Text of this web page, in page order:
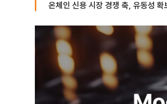
온체인 신용 시장 경쟁 축, 유동성